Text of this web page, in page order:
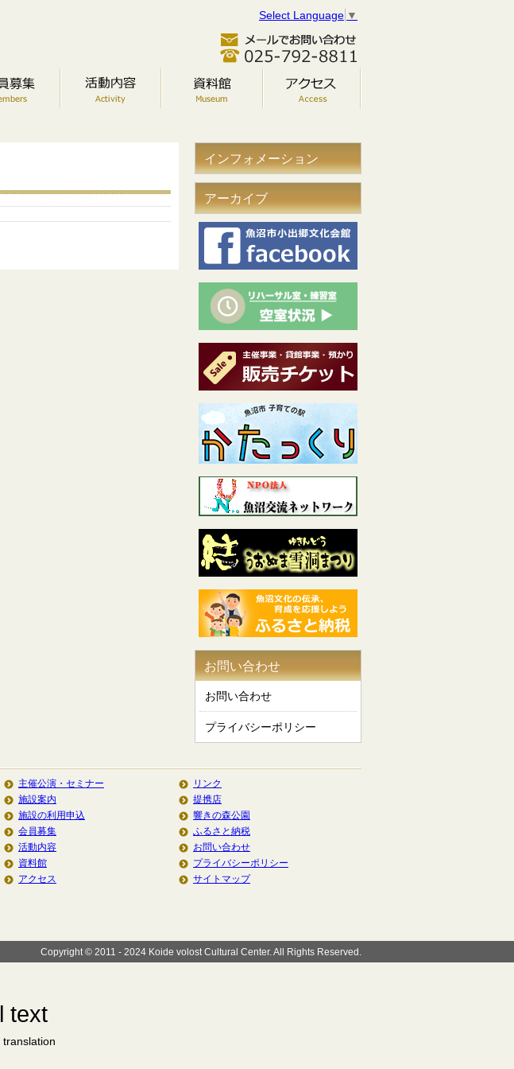
Select Language ▼
インフォメーション
アーカイブ
お問い合わせ
お問い合わせ
プライバシーポリシー
主催公演・セミナー
施設案内
施設の利用申込
会員募集
活動内容
資料館
アクセス
リンク
提携店
響きの森公園
ふるさと納税
お問い合わせ
プライバシーポリシー
サイトマップ
Copyright © 2011 - 2024 Koide volost Cultural Center. All Rights Reserved.
text